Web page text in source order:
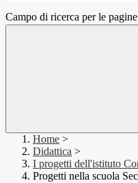
Campo di ricerca per le
Home >
Didattica >
I progetti dell'istituto
Progetti nella scuola